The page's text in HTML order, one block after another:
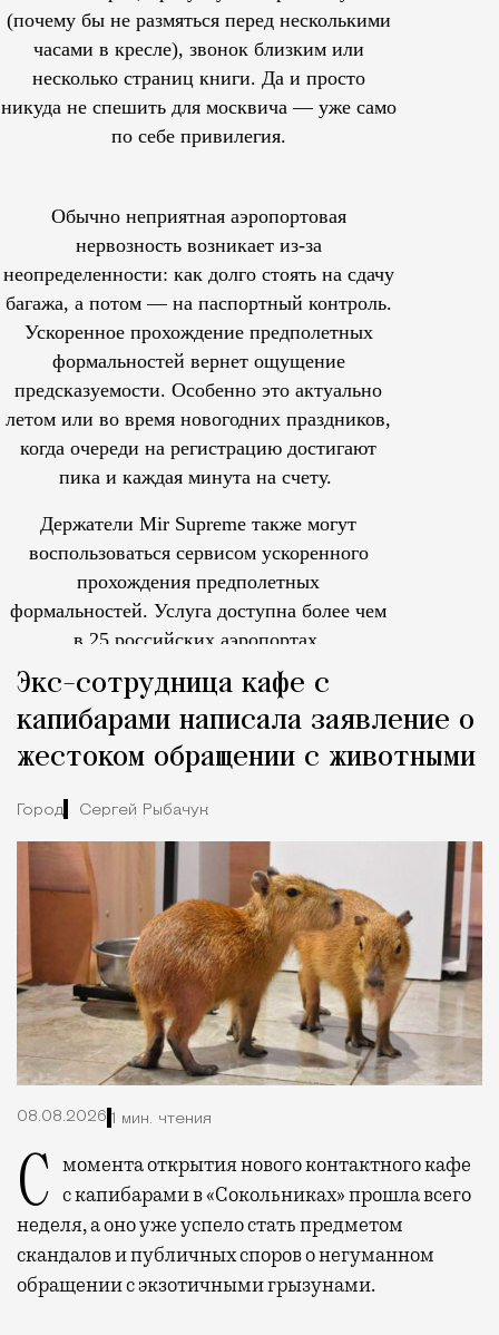
(почему бы не размяться перед несколькими
часами в кресле), звонок близким или
несколько страниц книги. Да и просто
никуда не спешить для москвича — уже само
по себе привилегия.
Обычно неприятная аэропортовая
нервозность возникает из-за
неопределенности: как долго стоять на сдачу
багажа, а потом — на паспортный контроль.
Ускоренное прохождение предполетных
формальностей вернет ощущение
предсказуемости. Особенно это актуально
летом или во время новогодних праздников,
когда очереди на регистрацию достигают
пика и каждая минута на счету.
Держатели Mir Supreme также могут
воспользоваться сервисом ускоренного
прохождения предполетных
формальностей. Услуга доступна более чем
в 25 российских аэропортах.
Экс-сотрудница кафе с
капибарами написала заявление о
жестоком обращении с животными
Город Сергей Рыбачук
08.08.2026 1 мин. чтения
С момента открытия нового контактного кафе с капибарами в «Сокольниках» прошла всего
неделя, а оно уже успело стать предметом
скандалов и публичных споров о негуманном
обращении с экзотичными грызунами.